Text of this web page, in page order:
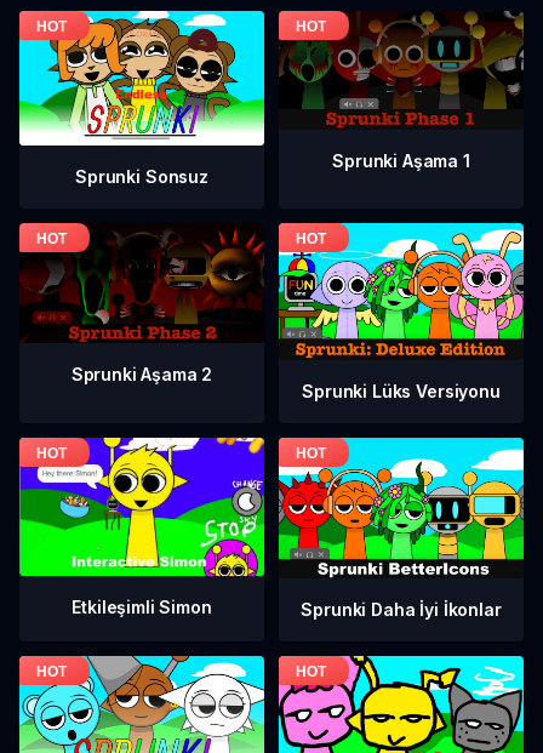
Sprunki Sonsuz
Sprunki Aşama 1
Sprunki Aşama 2
Sprunki Lüks Versiyonu
Etkileşimli Simon Sprunki Daha İyi İkonlar